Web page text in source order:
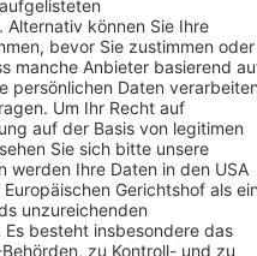
Ausstellung